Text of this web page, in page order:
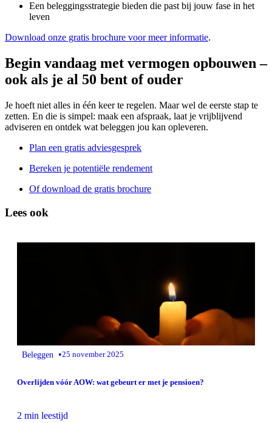
Een beleggingsstrategie bieden die past bij jouw fase in het
leven
Download onze gratis brochure voor meer informatie.
Begin vandaag met vermogen opbouwen –
ook als je al 50 bent of ouder
Je hoeft niet alles in één keer te regelen. Maar wel de eerste stap te
zetten. En die is simpel: maak een afspraak, laat je vrijblijvend
adviseren en ontdek wat beleggen jou kan opleveren.
Plan een gratis adviesgesprek
Bereken je potentiële rendement
Of download de gratis brochure
Lees ook
Beleggen •25 november 2025
Overlijden vóór AOW: wat gebeurt er met je pensioen?
2 min leestijd